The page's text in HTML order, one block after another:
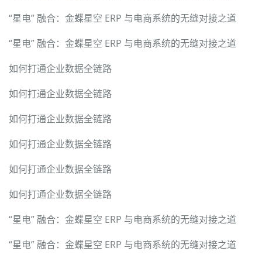
“星电” 融合：金蝶星空 ERP 与电商系统的无缝对接之道
“星电” 融合：金蝶星空 ERP 与电商系统的无缝对接之道
如何打通企业数据全链路
如何打通企业数据全链路
如何打通企业数据全链路
如何打通企业数据全链路
如何打通企业数据全链路
如何打通企业数据全链路
“星电” 融合：金蝶星空 ERP 与电商系统的无缝对接之道
“星电” 融合：金蝶星空 ERP 与电商系统的无缝对接之道